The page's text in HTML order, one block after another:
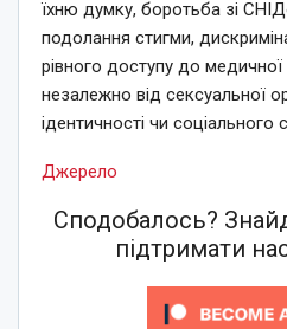
їхню думку, боротьба зі
подолання стигми,
рівного доступу до
незалежно від сексуальної
ідентичності чи соціального
Джерело
Сподобалось?
підтримати